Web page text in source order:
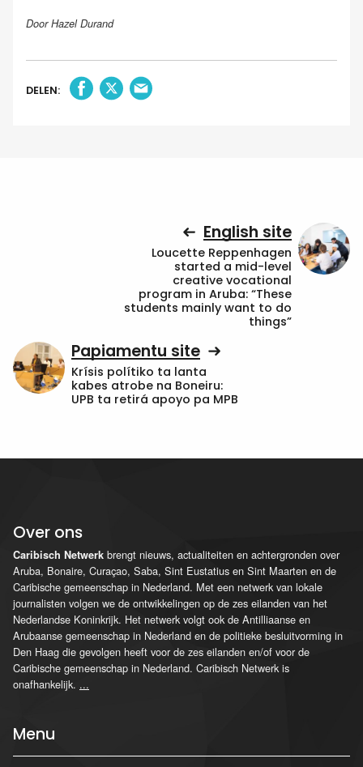
Door Hazel Durand
DELEN:
English site
Loucette Reppenhagen
started a mid-level
creative vocational
program in Aruba: “These
students mainly want to do
things”
Papiamentu site
Krísis polítiko ta lanta
kabes atrobe na Boneiru:
UPB ta retirá apoyo pa MPB
Over ons
Caribisch Netwerk brengt nieuws, actualiteiten en achtergronden over
Aruba, Bonaire, Curaçao, Saba, Sint Eustatius en Sint Maarten en de
Caribische gemeenschap in Nederland. Met een netwerk van lokale
journalisten volgen we de ontwikkelingen op de zes eilanden van het
Nederlandse Koninkrijk. Het netwerk volgt ook de Antilliaanse en
Arubaanse gemeenschap in Nederland en de politieke besluitvorming in
Den Haag die gevolgen heeft voor de zes eilanden en/of voor de
Caribische gemeenschap in Nederland. Caribisch Netwerk is
onafhankelijk. ...
Menu